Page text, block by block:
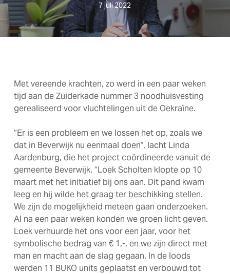
7 juli 2022
Met vereende krachten, zo werd in een paar weken
tijd aan de Zuiderkade nummer 3 noodhuisvesting
gerealiseerd voor vluchtelingen uit de Oekraïne.
“Er is een probleem en we lossen het op, zoals we
dat in Beverwijk nu eenmaal doen”, lacht Linda
Aardenburg, die het project coördineerde vanuit de
gemeente Beverwijk. “Loek Scholten klopte op 10
maart met het initiatief bij ons aan. Dit pand kwam
leeg en hij wilde het graag ter beschikking stellen.
We zijn de mogelijkheid meteen gaan onderzoeken.
Al na een paar weken konden we groen licht geven.
Loek verhuurde het ons voor een jaar, voor het
symbolische bedrag van € 1,-, en we zijn direct met
man en macht aan de slag gegaan. In de loods
werden 11 BUKO units geplaatst en verbouwd tot